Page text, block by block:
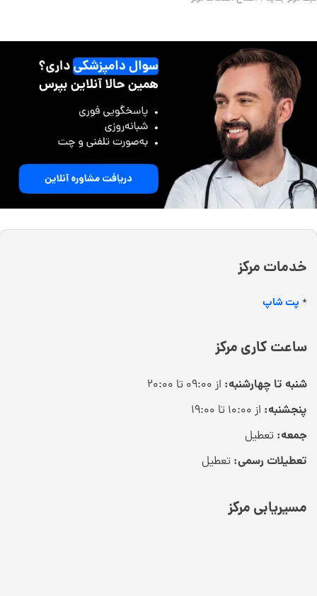
خدمات مرکز
* پت شاپ
ساعت کاری مرکز
شنبه تا چهارشنبه: از ۰۹:۰۰ تا ۲۰:۰۰
پنجشنبه: از ۱۰:۰۰ تا ۱۹:۰۰
جمعه: تعطیل
تعطیلات رسمی: تعطیل
مسیریابی مرکز